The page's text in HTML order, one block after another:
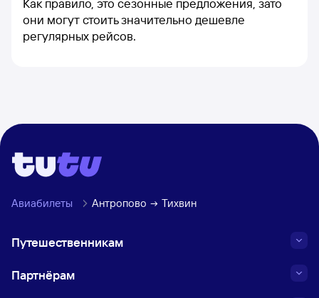
Как правило, это сезонные предложения, зато
они могут стоить значительно дешевле
регулярных рейсов.
Авиабилеты Антропово Тихвин
Путешественникам
Партнёрам